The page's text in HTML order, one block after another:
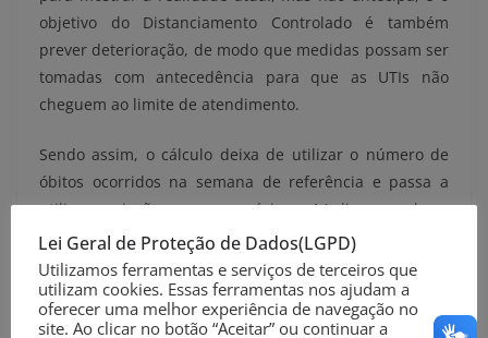
objetivo do Distanciamento Controlado é também
prever deterioração, de modo que medidas possam ser
tomadas com antecedência para que as UTIs não
cheguem ao limite de atendimento.
Sendo assim, o cálculo deixa de utilizar o número de
óbitos ocorridos na semana de referência e passa a
utilizar projeções para os próximos 14 dias, com base
na variação de pacientes confirmados para Covid-19 em
leitos de UTI e no número de óbitos acumulados na
semana de referência.
Lei Geral de Proteção de Dados(LGPD)
Utilizamos ferramentas e serviços de terceiros que
utilizam cookies. Essas ferramentas nos ajudam a
oferecer uma melhor experiência de navegação no
site. Ao clicar no botão “Aceitar” ou continuar a